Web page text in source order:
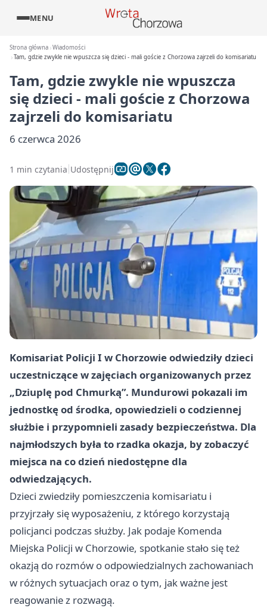
MENU
Strona główna Wiadomości
Tam, gdzie zwykle nie wpuszcza się dzieci - mali goście z Chorzowa zajrzeli do komisariatu
Tam, gdzie zwykle nie wpuszcza
się dzieci - mali goście z Chorzowa
zajrzeli do komisariatu
6 czerwca 2026
1 min czytania Udostępnij
Komisariat Policji I w Chorzowie odwiedziły dzieci
uczestniczące w zajęciach organizowanych przez
„Dziuplę pod Chmurką”. Mundurowi pokazali im
jednostkę od środka, opowiedzieli o codziennej
służbie i przypomnieli zasady bezpieczeństwa. Dla
najmłodszych była to rzadka okazja, by zobaczyć
miejsca na co dzień niedostępne dla
odwiedzających.
Dzieci zwiedziły pomieszczenia komisariatu i
przyjrzały się wyposażeniu, z którego korzystają
policjanci podczas służby. Jak podaje Komenda
Miejska Policji w Chorzowie, spotkanie stało się też
okazją do rozmów o odpowiedzialnych zachowaniach
w różnych sytuacjach oraz o tym, jak ważne jest
reagowanie z rozwagą.